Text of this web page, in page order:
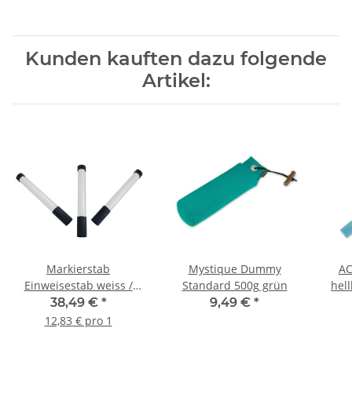
Kunden kauften dazu folgende
Artikel:
Markierstab
Einweisestab weiss /
schwarz im Set 3 Stück
38,49 € *
12,83 € pro 1
Mystique Dummy
Standard 500g grün
9,49 € *